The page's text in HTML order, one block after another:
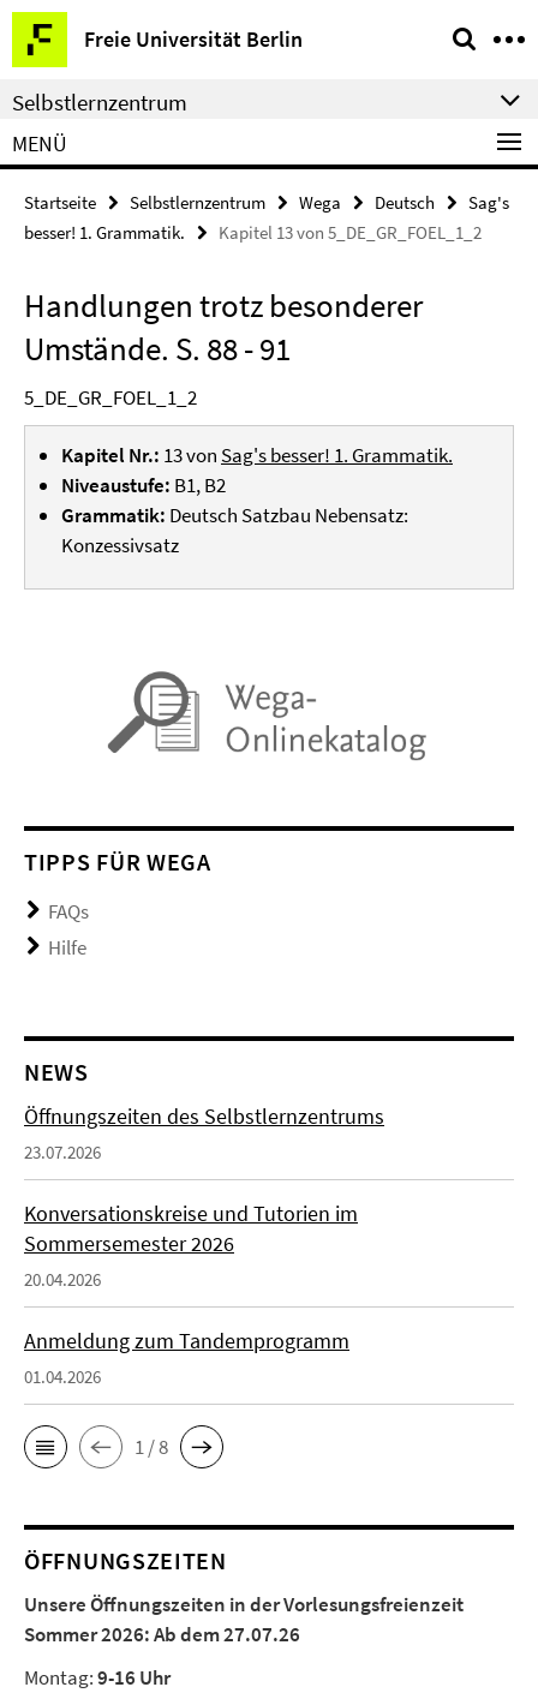
Springe
direkt
zu
Inhalt
Freie Universität Berlin
Service-
Navigation
Selbstlernzentrum
MENÜ
Startseite Selbstlernzentrum Wega Deutsch
Sag's
besser! 1. Grammatik.
Kapitel 13 von 5_DE_GR_FOEL_1_2
Handlungen trotz besonderer
Umstände. S. 88 - 91
5_DE_GR_FOEL_1_2
Kapitel Nr.: 13 von Sag's besser! 1. Grammatik.
Niveaustufe: B1, B2
Grammatik: Deutsch Satzbau Nebensatz:
Konzessivsatz
TIPPS FÜR WEGA
FAQs
Hilfe
NEWS
Öffnungszeiten des Selbstlernzentrums
23.07.2026
Konversationskreise und Tutorien im
Sommersemester 2026
20.04.2026
Anmeldung zum Tandemprogramm
01.04.2026
1 / 8
ÖFFNUNGSZEITEN
Unsere Öffnungszeiten in der Vorlesungsfreienzeit
Sommer 2026:Ab dem 27.07.26
Montag:9-16 Uhr